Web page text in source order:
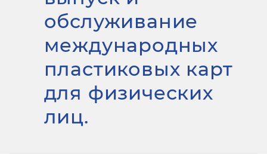
обслуживание
международных
пластиковых карт
для физических
лиц.